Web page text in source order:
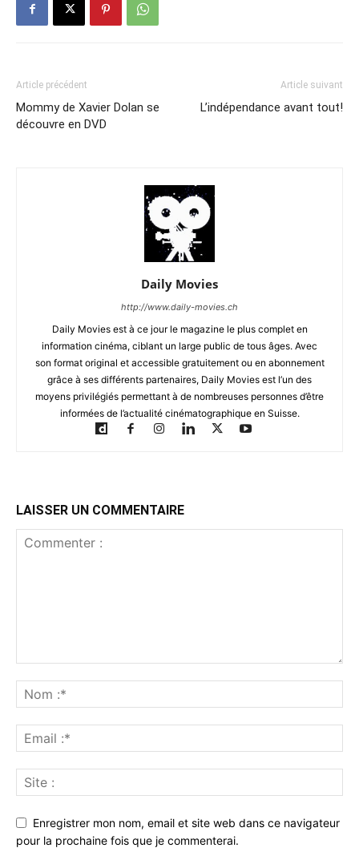
Article précédent
Mommy de Xavier Dolan se
découvre en DVD
Article suivant
L’indépendance avant tout!
Daily Movies
http://www.daily-movies.ch
Daily Movies est à ce jour le magazine le plus complet en
information cinéma, ciblant un large public de tous âges. Avec
son format original et accessible gratuitement ou en abonnement
grâce à ses différents partenaires, Daily Movies est l’un des
moyens privilégiés permettant à de nombreuses personnes d’être
informées de l’actualité cinématographique en Suisse.
LAISSER UN COMMENTAIRE
Enregistrer mon nom, email et site web dans ce navigateur
pour la prochaine fois que je commenterai.